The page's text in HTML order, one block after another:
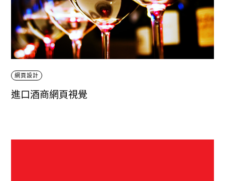
網頁設計
進口酒商網頁視覺